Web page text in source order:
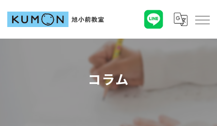
コラム